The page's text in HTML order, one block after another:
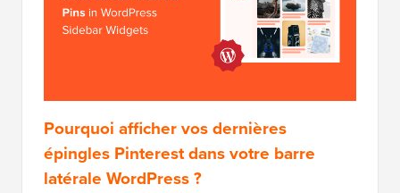
Pourquoi afficher vos dernières
épingles Pinterest dans votre barre
latérale WordPress ?